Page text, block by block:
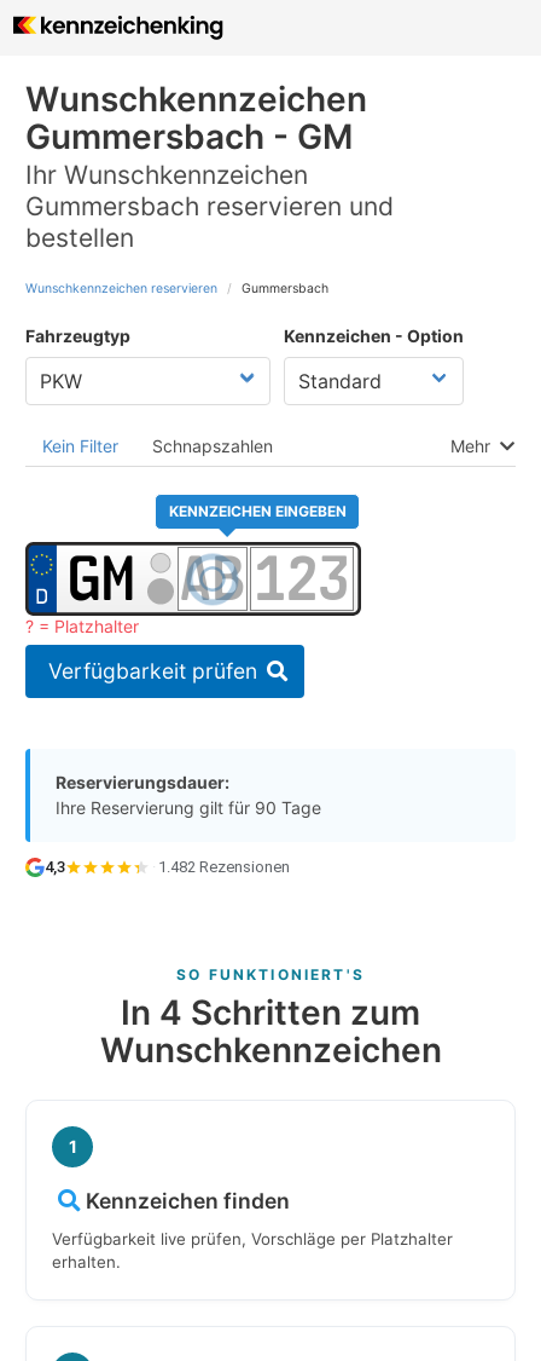
Wunschkennzeichen
Gummersbach - GM
Ihr Wunschkennzeichen
Gummersbach reservieren und
bestellen
Wunschkennzeichen reservieren Gummersbach
Fahrzeugtyp Kennzeichen - Option
Kein Filter Schnapszahlen Mehr
KENNZEICHEN EINGEBEN
? = Platzhalter
Verfügbarkeit prüfen
Reservierungsdauer:
Ihre Reservierung gilt für 90 Tage
4,3 · 1.482 Rezensionen
SO FUNKTIONIERT'S
In 4 Schritten zum
Wunschkennzeichen
1
Kennzeichen finden
Verfügbarkeit live prüfen, Vorschläge per Platzhalter
erhalten.